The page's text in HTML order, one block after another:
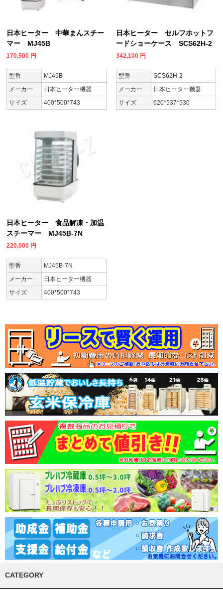
日本ヒーター 中華まんスチー
マー MJ45B
170,500 円
型番
MJ45B
メーカー
日本ヒーター機器
サイズ
400*500*743
日本ヒーター セルフホットフ
ードショーケース SCS62H-2
342,100 円
型番
SCS62H-2
メーカー
日本ヒーター機器
サイズ
620*537*530
日本ヒーター 食品解凍・加温
スチーマー MJ45B-7N
220,000 円
型番
MJ45B-7N
メーカー
日本ヒーター機器
サイズ
400*500*743
CATEGORY